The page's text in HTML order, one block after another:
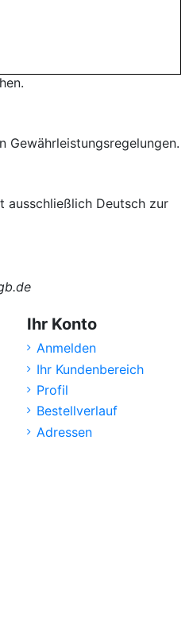
Gewährleistungsregelungen.
ausschließlich Deutsch zur
Ihr Konto
Anmelden
Ihr Kundenbereich
Profil
Bestellverlauf
Adressen